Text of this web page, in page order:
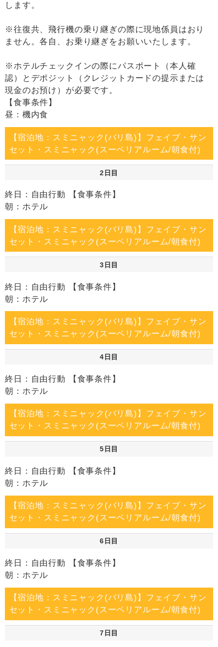
します。
※往復共、飛行機の乗り継ぎの際に現地係員はおり
ません。各自、お乗り継ぎをお願いいたします。
※ホテルチェックインの際にパスポート（本人確
認）とデポジット（クレジットカードの提示または
現金のお預け）が必要です。
【食事条件】
昼：機内食
【宿泊地：スミニャック(バリ島)】フェイブ・サン
セット・スミニャック(スーペリアルーム/朝食付)
2日目
終日：自由行動 【食事条件】
朝：ホテル
【宿泊地：スミニャック(バリ島)】フェイブ・サン
セット・スミニャック(スーペリアルーム/朝食付)
3日目
終日：自由行動 【食事条件】
朝：ホテル
【宿泊地：スミニャック(バリ島)】フェイブ・サン
セット・スミニャック(スーペリアルーム/朝食付)
4日目
終日：自由行動 【食事条件】
朝：ホテル
【宿泊地：スミニャック(バリ島)】フェイブ・サン
セット・スミニャック(スーペリアルーム/朝食付)
5日目
終日：自由行動 【食事条件】
朝：ホテル
【宿泊地：スミニャック(バリ島)】フェイブ・サン
セット・スミニャック(スーペリアルーム/朝食付)
6日目
終日：自由行動 【食事条件】
朝：ホテル
【宿泊地：スミニャック(バリ島)】フェイブ・サン
セット・スミニャック(スーペリアルーム/朝食付)
7日目